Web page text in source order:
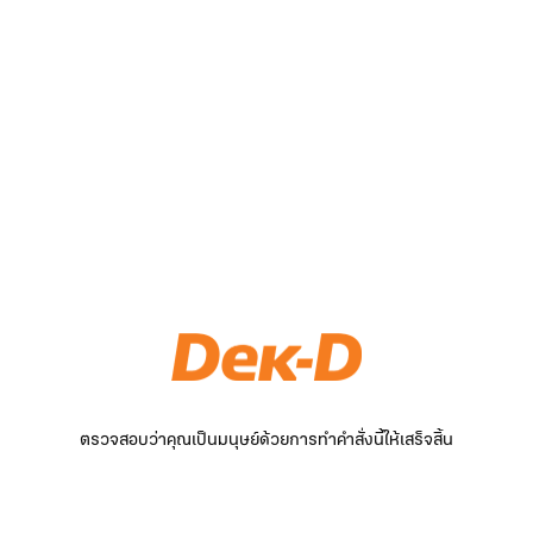
ตรวจสอบว่าคุณเป็นมนุษย์ด้วยการทำคำสั่งนี้ให้เสร็จสิ้น